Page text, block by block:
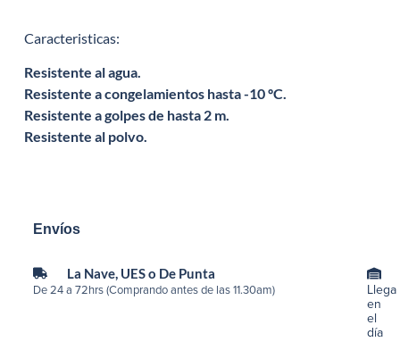
Caracteristicas:
Resistente al agua.
Resistente a congelamientos hasta -10 ºC.
Resistente a golpes de hasta 2 m.
Resistente al polvo.
Envíos
La Nave, UES o De Punta
De 24 a 72hrs (Comprando antes de las 11.30am)
Llega
en
el
día